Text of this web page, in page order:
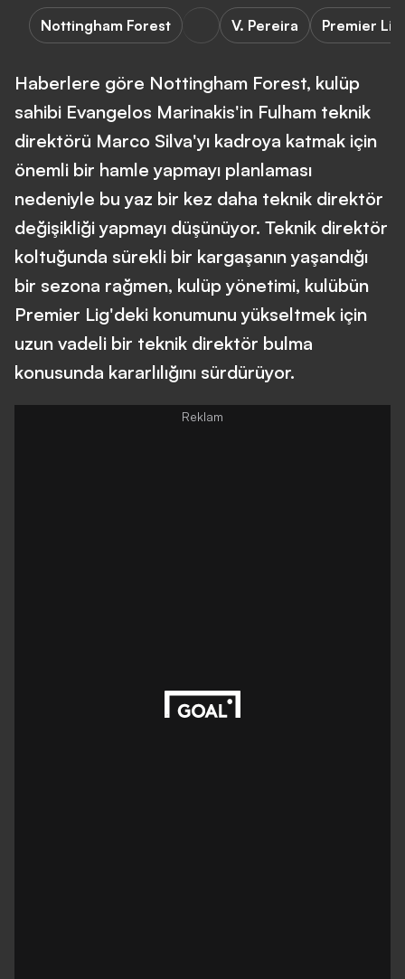
Nottingham Forest V. Pereira Premier Lig
Haberlere göre Nottingham Forest, kulüp
sahibi Evangelos Marinakis'in Fulham teknik
direktörü Marco Silva'yı kadroya katmak için
önemli bir hamle yapmayı planlaması
nedeniyle bu yaz bir kez daha teknik direktör
değişikliği yapmayı düşünüyor. Teknik direktör
koltuğunda sürekli bir kargaşanın yaşandığı
bir sezona rağmen, kulüp yönetimi, kulübün
Premier Lig'deki konumunu yükseltmek için
uzun vadeli bir teknik direktör bulma
konusunda kararlılığını sürdürüyor.